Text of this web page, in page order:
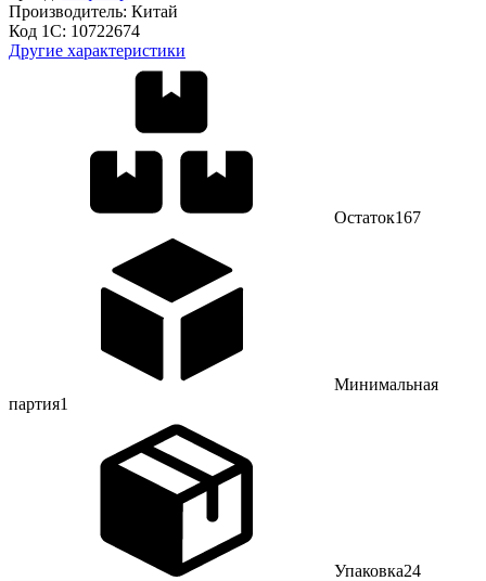
Производитель: Китай
Код 1С: 10722674
Другие характеристики
Остаток167
Минимальная
партия1
Упаковка24